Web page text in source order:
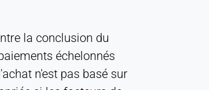
la conclusion du
échelonnés
n'est pas basé sur